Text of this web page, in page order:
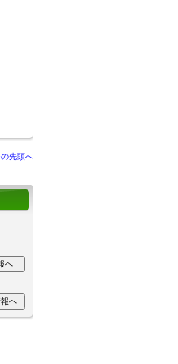
先頭へ